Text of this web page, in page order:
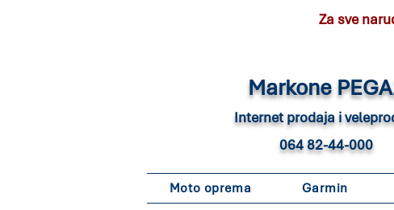
Za sve
Markone
Internet prodaja i
064 82-44-000
Moto oprema Garmin